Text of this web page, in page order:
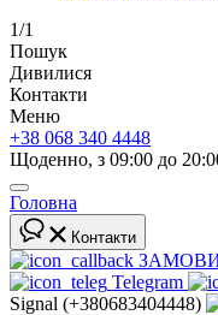
1/1
Пошук
Дивилися
Контакти
Меню
+38 068 340 4448
Щоденно, з 09:00 до
Головна
Контакти
Telegram
Signal (+380683404448)